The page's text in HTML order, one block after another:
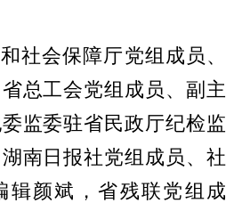
社会保障厅党组成员、
总工会党组成员、副主
监委驻省民政厅纪检监
南日报社党组成员、社
辑颜斌，省残联党组成